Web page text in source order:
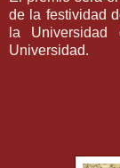
de la festividad
la
Universidad.